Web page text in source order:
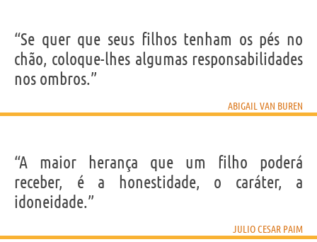
“Se quer que seus filhos tenham os pés no
chão, coloque-lhes algumas responsabilidades
nos ombros.”
ABIGAIL VAN BUREN
“A maior herança que um filho poderá
receber, é a honestidade, o caráter, a
idoneidade.”
JULIO CESAR PAIM